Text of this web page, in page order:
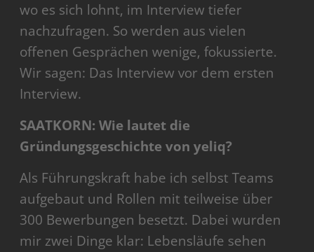
wo es sich lohnt, im Interview tiefer
nachzufragen. So werden aus vielen
offenen Gesprächen wenige, fokussierte.
Wir sagen: Das Interview vor dem ersten
Interview.
SAATKORN: Wie lautet die
Gründungsgeschichte von yeliq?
Als Führungskraft habe ich selbst Teams
aufgebaut und Rollen mit teilweise über
300 Bewerbungen besetzt. Dabei wurden
mir zwei Dinge klar: Lebensläufe sehen